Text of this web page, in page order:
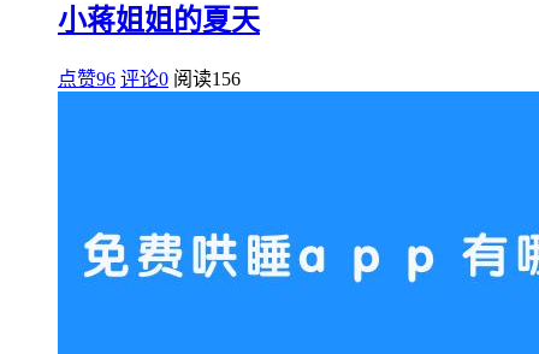
小蒋姐姐的夏天
点赞96 评论0 阅读156